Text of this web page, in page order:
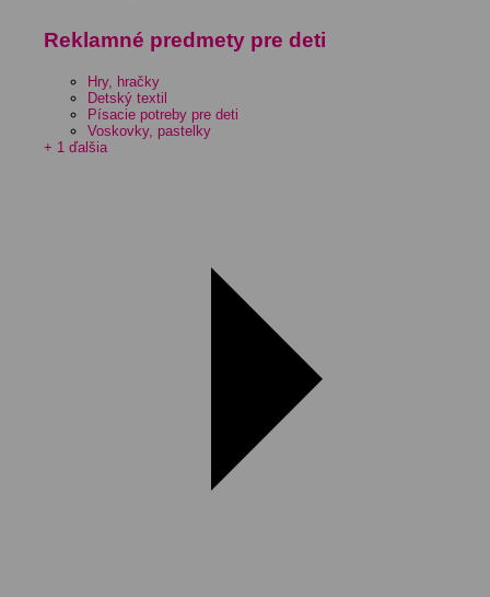
Reklamné predmety pre deti
Hry, hračky
Detský textil
Písacie potreby pre deti
Voskovky, pastelky
+ 1 ďalšia